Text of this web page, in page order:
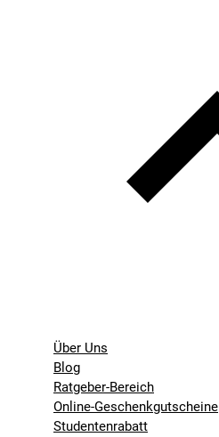
Über Uns
Blog
Ratgeber-Bereich
Online-Geschenkgutscheine
Studentenrabatt